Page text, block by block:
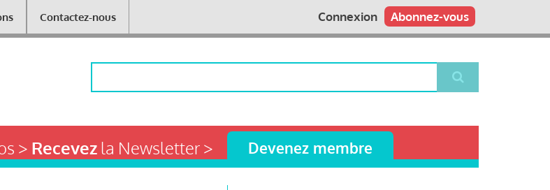
Contactez-nous Abonnez-vous
Connexion
> Recevezla Newsletter > Devenez membre